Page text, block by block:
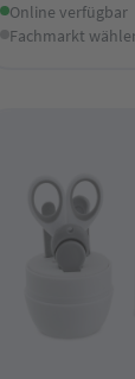
Online verfügbar
Fachmarkt